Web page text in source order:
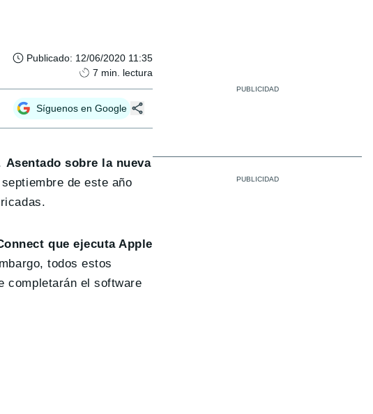
Publicado: 12/06/2020 11:35
7 min. lectura
Síguenos en Google
Asentado sobre la nueva
de este año
que ejecuta Apple
todos estos
completarán el software